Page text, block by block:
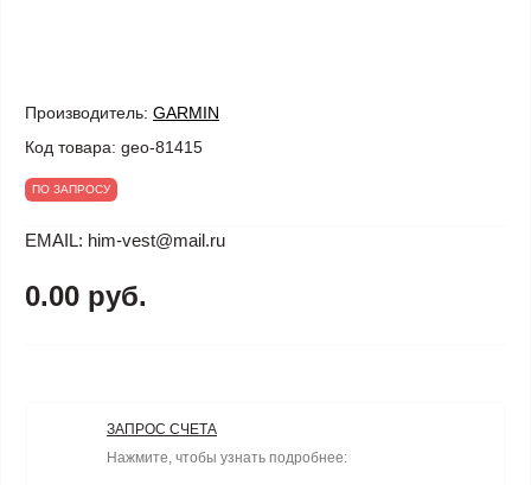
Производитель: GARMIN
Код товара: geo-81415
ПО ЗАПРОСУ
EMAIL: him-vest@mail.ru
0.00 руб.
ЗАПРОС СЧЕТА
Нажмите, чтобы узнать подробнее: